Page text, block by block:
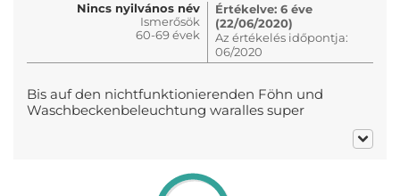
Nincs nyilvános név
Ismerősök
60-69 évek
Értékelve: 6 éve
(22/06/2020)
Az értékelés időpontja:
06/2020
Bis auf den nichtfunktionierenden Föhn und
Waschbeckenbeleuchtung waralles super